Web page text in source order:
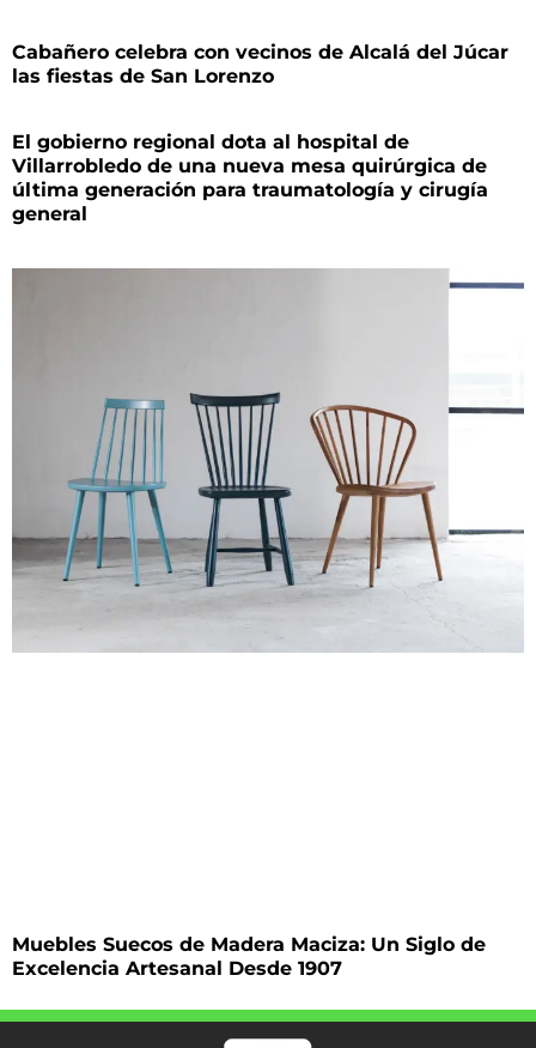
Cabañero celebra con vecinos de Alcalá del Júcar
las fiestas de San Lorenzo
El gobierno regional dota al hospital de
Villarrobledo de una nueva mesa quirúrgica de
última generación para traumatología y cirugía
general
Muebles Suecos de Madera Maciza: Un Siglo de
Excelencia Artesanal Desde 1907